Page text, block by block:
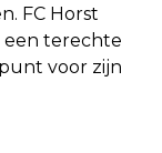
FC Horst
een terechte
voor zijn